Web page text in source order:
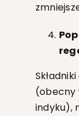
(obecny
indyku),